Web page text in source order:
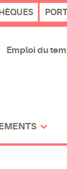
Emploi du